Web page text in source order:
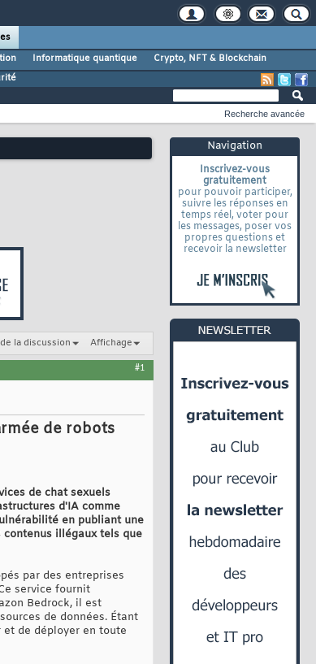
Informatique quantique
Crypto, NFT & Blockchain
Navigation
Inscrivez-vous
gratuitement
pour pouvoir participer,
suivre les réponses en
temps réel, voter pour
les messages, poser vos
propres questions et
recevoir la newsletter
Recherche avancée
la discussion Affichage
#1
de robots
de chat sexuels
d'IA comme
en publiant une
illégaux tels que
par des entreprises
service fournit
Bedrock, il est
de données. Étant
de déployer en toute